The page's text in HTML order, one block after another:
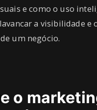
e como o uso
a visibilidade e
um negócio.
o